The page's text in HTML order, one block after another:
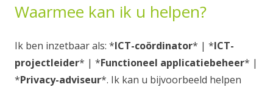
Waarmee kan ik u helpen?
Ik ben inzetbaar als: *ICT-coördinator* | *ICT-
projectleider* | *Functioneel applicatiebeheer* |
*Privacy-adviseur*. Ik kan u bijvoorbeeld helpen